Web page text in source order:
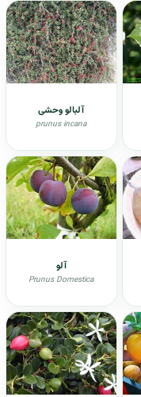
آلبالو وحشی
prunus incana
آلو
Prunus Domestica